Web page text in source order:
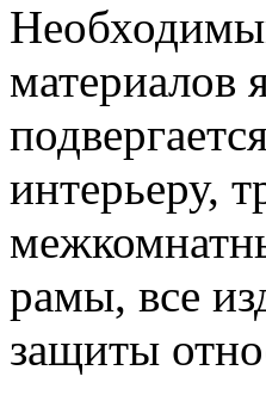
материалов
интерьеру,
рамы, все
защиты